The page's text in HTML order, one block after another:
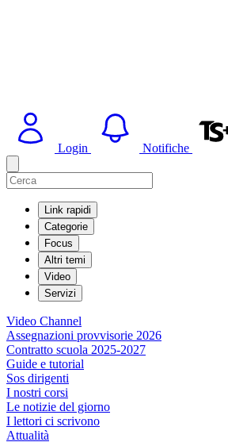
Login Notifiche
Link rapidi
Categorie
Focus
Altri temi
Video
Servizi
Video Channel
Assegnazioni provvisorie 2026
Contratto scuola 2025-2027
Guide e tutorial
Sos dirigenti
I nostri corsi
Le notizie del giorno
I lettori ci scrivono
Attualità